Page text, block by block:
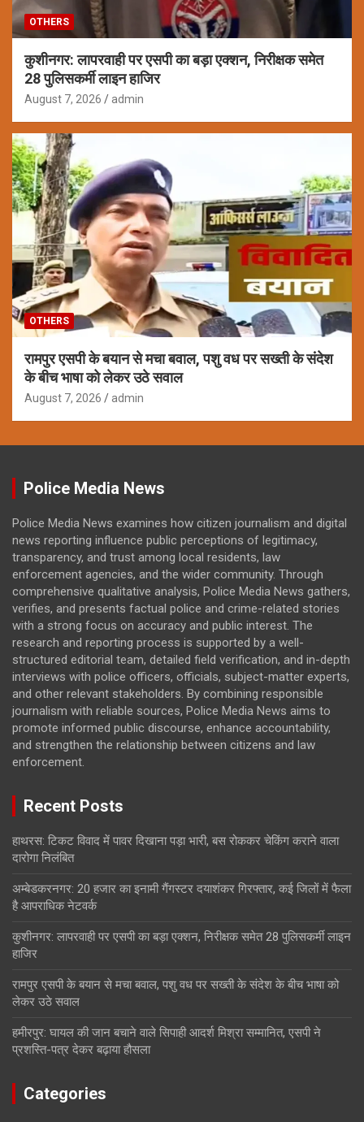
OTHERS
कुशीनगर: लापरवाही पर एसपी का बड़ा एक्शन, निरीक्षक समेत
28 पुलिसकर्मी लाइन हाजिर
August 7, 2026 admin
OTHERS
रामपुर एसपी के बयान से मचा बवाल, पशु वध पर सख्ती के संदेश
के बीच भाषा को लेकर उठे सवाल
August 7, 2026 admin
Police Media News
Police Media News examines how citizen journalism and digital
news reporting influence public perceptions of legitimacy,
transparency, and trust among local residents, law
enforcement agencies, and the wider community. Through
comprehensive qualitative analysis, Police Media News gathers,
verifies, and presents factual police and crime-related stories
with a strong focus on accuracy and public interest. The
research and reporting process is supported by a well-
structured editorial team, detailed field verification, and in-depth
interviews with police officers, officials, subject-matter experts,
and other relevant stakeholders. By combining responsible
journalism with reliable sources, Police Media News aims to
promote informed public discourse, enhance accountability,
and strengthen the relationship between citizens and law
enforcement.
Recent Posts
हाथरस: टिकट विवाद में पावर दिखाना पड़ा भारी, बस रोककर चेकिंग कराने वाला
दारोगा निलंबित
अम्बेडकरनगर: 20 हजार का इनामी गैंगस्टर दयाशंकर गिरफ्तार, कई जिलों में फैला
है आपराधिक नेटवर्क
कुशीनगर: लापरवाही पर एसपी का बड़ा एक्शन, निरीक्षक समेत 28 पुलिसकर्मी लाइन
हाजिर
रामपुर एसपी के बयान से मचा बवाल, पशु वध पर सख्ती के संदेश के बीच भाषा को
लेकर उठे सवाल
हमीरपुर: घायल की जान बचाने वाले सिपाही आदर्श मिश्रा सम्मानित, एसपी ने
प्रशस्ति-पत्र देकर बढ़ाया हौसला
Categories